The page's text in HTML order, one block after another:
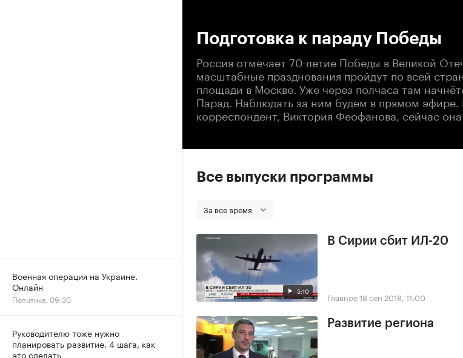
Подготовка к параду Победы
Россия отмечает 70-летие Победы в Великой
масштабные празднования пройдут по всей
площади в Москве. Уже через полчаса там
Парад. Наблюдать за ним будем в прямом
корреспондент, Виктория Феофанова, сейчас
Все выпуски программы
За все время
5:10
В Сирии сбит ИЛ-20
Главное18 сен 2018, 11:00
Развитие региона
Военная операция на Украине.
Онлайн
Политика, 09:30
Руководителю тоже нужно
планировать развитие. 4 шага, как
это сделать